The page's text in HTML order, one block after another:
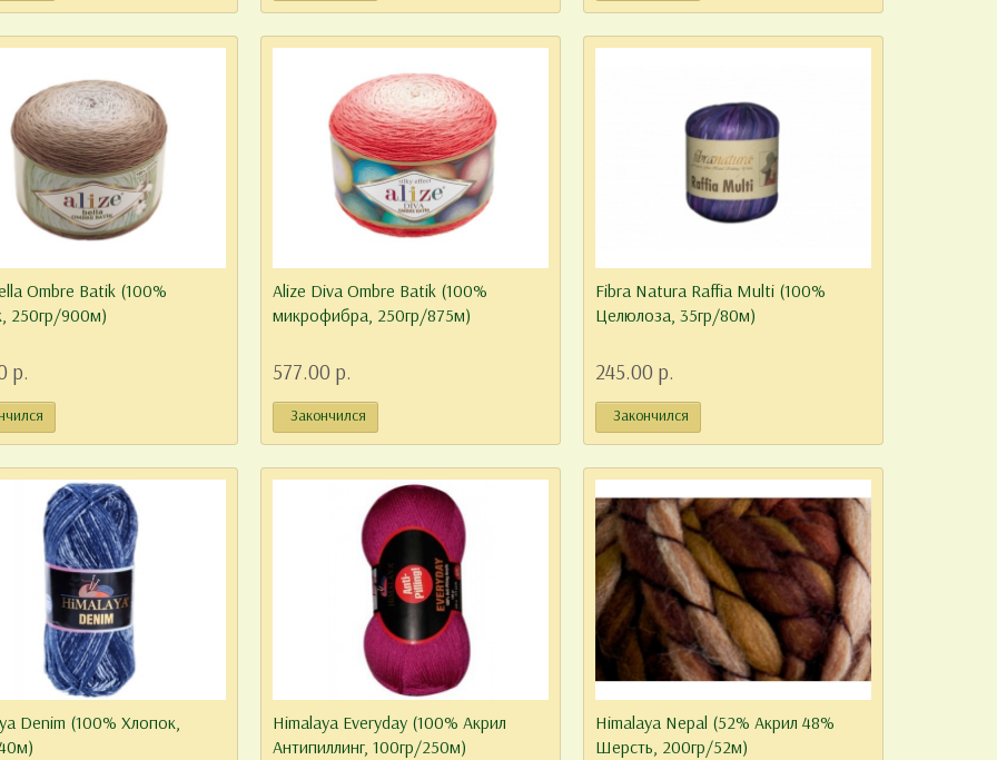
Ombre Batik (100%
250гр/900м)
р.
Alize Diva Ombre Batik (100%
микрофибра, 250гр/875м)
577.00 р.
Закончился
Fibra Natura Raffia Multi (100%
Целюлоза, 35гр/80м)
245.00 р.
Закончился
Denim (100% Хлопок,
Himalaya Everyday (100% Акрил
Антипиллинг, 100гр/250м)
Himalaya Nepal (52% Акрил 48%
Шерсть, 200гр/52м)